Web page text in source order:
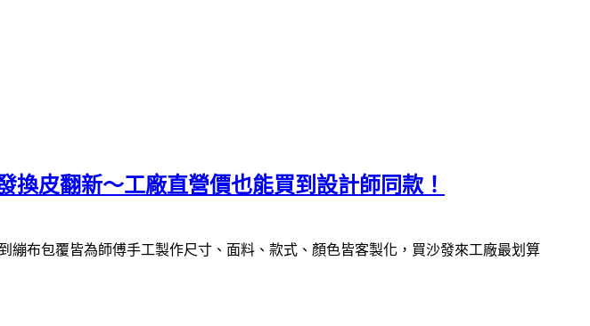
換皮翻新～工廠直營價也能買到設計師同款！
布包覆皆為師傅手工製作尺寸、面料、款式、顏色皆客製化，買沙發來工廠最划算